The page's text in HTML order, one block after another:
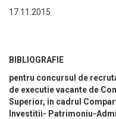
17.11.2015
BIBLIOGRAFIE
pentru concursul de
de executie vacante de
Superior, in cadrul
Investitii- Patrimoniu-